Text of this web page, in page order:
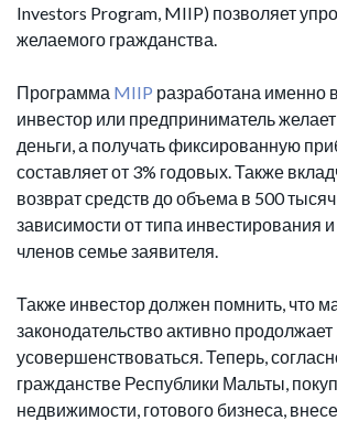
Investors Program, MIIP) позволяет
желаемого гражданства.
Программа MIIP разработана именно
инвестор или предприниматель
деньги, а получать фиксированную
составляет от 3% годовых. Также
возврат средств до объема в 500
зависимости от типа инвестирования
членов семье заявителя.
Также инвестор должен помнить, что
законодательство активно продолжает
усовершенствоваться. Теперь,
гражданстве Республики Мальты,
недвижимости, готового бизнеса,